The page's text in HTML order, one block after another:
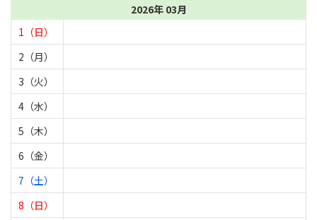
2026年 03月
1（日）
2（月）
3（火）
4（水）
5（木）
6（金）
7（土）
8（日）